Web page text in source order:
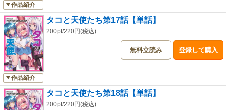
作品紹介
作品紹介
タコと天使たち第17話【単話】
200pt/220円(税込)
無料立読み 登録して購入
タコと天使たち第18話【単話】
200pt/220円(税込)